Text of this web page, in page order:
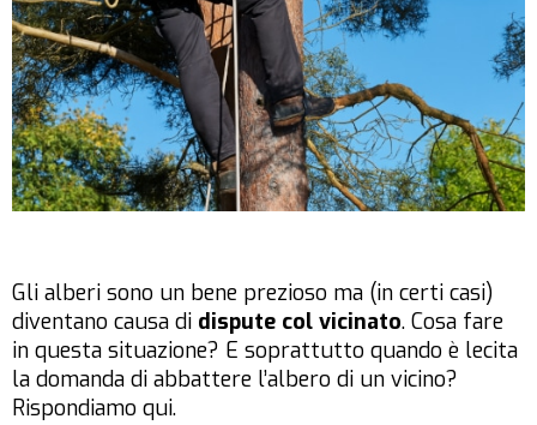
Gli alberi sono un bene prezioso ma (in certi casi)
diventano causa di dispute col vicinato. Cosa fare
in questa situazione? E soprattutto quando è lecita
la domanda di abbattere l’albero di un vicino?
Rispondiamo qui.